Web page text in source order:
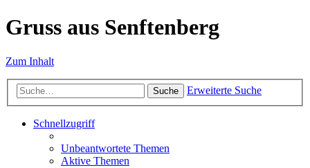
Gruss aus Senftenberg
Zum Inhalt
Suche Erweiterte Suche
Schnellzugriff
Unbeantwortete Themen
Aktive Themen